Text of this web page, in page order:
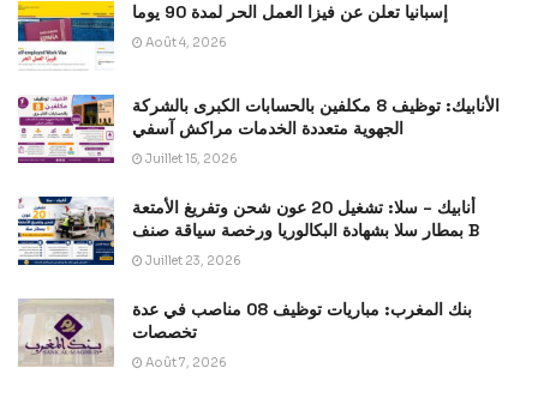
Août 4, 2026
الأنابيك: توظيف 8 مكلفين بالحسابات الكبرى بالشركة
الجهوية متعددة الخدمات مراكش آسفي
Juillet 15, 2026
أنابيك – سلا: تشغيل 20 عون شحن وتفريغ الأمتعة
بمطار سلا بشهادة البكالوريا ورخصة سياقة صنف B
Juillet 23, 2026
بنك المغرب: مباريات توظيف 08 مناصب في عدة
تخصصات
Août 7, 2026